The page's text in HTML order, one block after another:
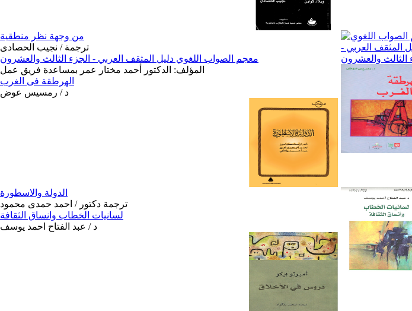
من وجهة نظر منطقية
ترجمة / نجيب الحصادى
معجم الصواب اللغوي دليل المثقف العربي - الجزء الثالث والعشرون
المؤلف: الدكتور أحمد مختار عمر بمساعدة فريق عمل
الهرطقة فى الغرب
د / رمسيس عوض
الدولة والاسطورة
ترجمة دكتور / احمد حمدى محمود
لسانيات الخطاب وانساق الثقافة
د / عبد الفتاح احمد يوسف